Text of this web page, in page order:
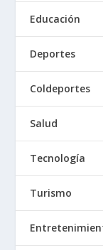
Educación
Deportes
Coldeportes
Salud
Tecnología
Turismo